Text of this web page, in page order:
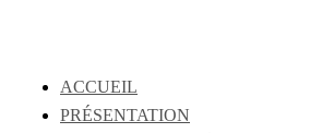
ACCUEIL
PRÉSENTATION